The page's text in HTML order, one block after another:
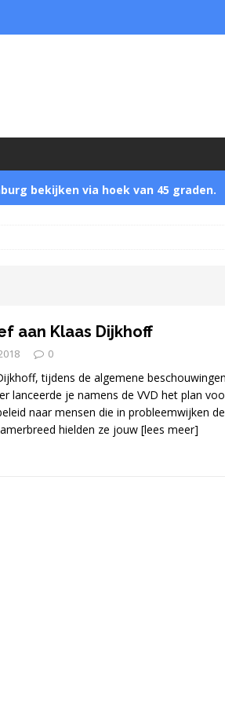
bekijken via hoek van 45 graden.
NATUUR
lasten boeren probleem voor
aan Klaas Dijkhoff
0
tijdens de algemene
lanceerde je namens de VVD het plan
naar mensen die in probleemwijken
hielden ze jouw [lees meer]